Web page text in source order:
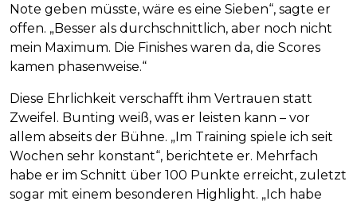
Note geben müsste, wäre es eine Sieben“, sagte er
offen. „Besser als durchschnittlich, aber noch nicht
mein Maximum. Die Finishes waren da, die Scores
kamen phasenweise.“
Diese Ehrlichkeit verschafft ihm Vertrauen statt
Zweifel. Bunting weiß, was er leisten kann – vor
allem abseits der Bühne. „Im Training spiele ich seit
Wochen sehr konstant“, berichtete er. Mehrfach
habe er im Schnitt über 100 Punkte erreicht, zuletzt
sogar mit einem besonderen Highlight. „Ich habe